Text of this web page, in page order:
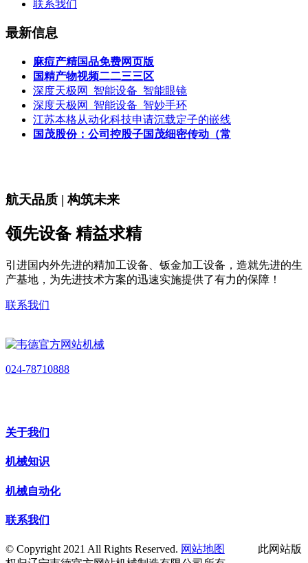
联系我们
最新信息
麻痘产精国品免费网页版
国精产物视频二二三三区
深度天极网_智能设备_智能眼镜
深度天极网_智能设备_智妙手环
江苏本格从动化科技申请沉载定子的嵌线
国茂股份：公司控股子国茂细密传动（常
航天品质 | 构筑未来
领先设备 精益求精
引进国内外先进的精加工设备、钣金加工设备，造就先进的生
产基地，为先进技术方案的迅速实施提供了有力的保障！
联系我们
024-78710888
关于我们
机械知识
机械自动化
联系我们
© Copyright 2021 All Rights Reserved. 网站地图
此网站版